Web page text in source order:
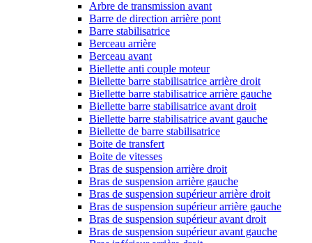
Arbre de transmission avant
Barre de direction arrière pont
Barre stabilisatrice
Berceau arrière
Berceau avant
Biellette anti couple moteur
Biellette barre stabilisatrice arrière droit
Biellette barre stabilisatrice arrière gauche
Biellette barre stabilisatrice avant droit
Biellette barre stabilisatrice avant gauche
Biellette de barre stabilisatrice
Boite de transfert
Boite de vitesses
Bras de suspension arrière droit
Bras de suspension arrière gauche
Bras de suspension supérieur arrière droit
Bras de suspension supérieur arrière gauche
Bras de suspension supérieur avant droit
Bras de suspension supérieur avant gauche